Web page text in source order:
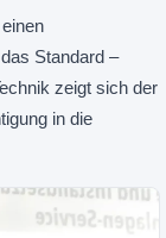
Standard –
zeigt sich der
in die